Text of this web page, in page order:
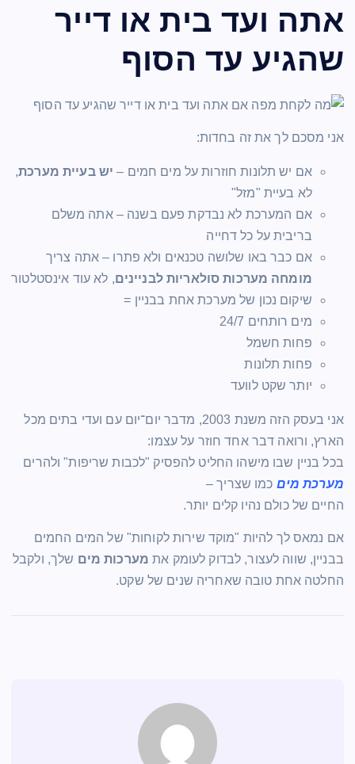
אתה ועד בית או דייר
שהגיע עד הסוף
אני מסכם לך את זה בחדות:
אם יש תלונות חוזרות על מים חמים – יש בעיית מערכת,
לא בעיית "מזל"
אם המערכת לא נבדקת פעם בשנה – אתה משלם
בריבית על כל דחייה
אם כבר באו שלושה טכנאים ולא פתרו – אתה צריך
מומחה מערכות סולאריות לבניינים, לא עוד אינסטלטור
שיקום נכון של מערכת אחת בבניין =
מים רותחים 24/7
פחות חשמל
פחות תלונות
יותר שקט לוועד
אני בעסק הזה משנת 2003, מדבר יום־יום עם ועדי בתים מכל
הארץ, ורואה דבר אחד חוזר על עצמו:
בכל בניין שבו מישהו החליט להפסיק "לכבות שריפות" ולהרים
מערכת מים כמו שצריך –
החיים של כולם נהיו קלים יותר.
אם נמאס לך להיות "מוקד שירות לקוחות" של המים החמים
בבניין, שווה לעצור, לבדוק לעומק את מערכות מים שלך, ולקבל
החלטה אחת טובה שאחריה שנים של שקט.